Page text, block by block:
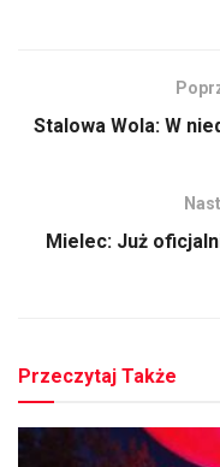
Stalowa Wola: W
Mielec: Już
Przeczytaj Także